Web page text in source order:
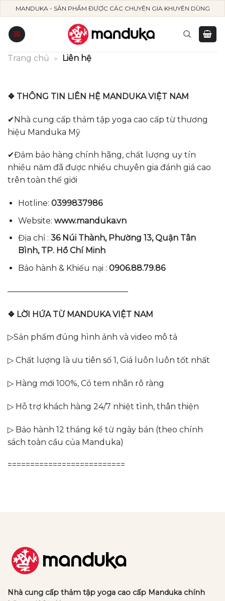
Skip
to
content
MANDUKA - SẢN PHẨM ĐƯỢC CÁC CHUYÊN GIA KHUYÊN DÙNG
Trang chủ » Liên hệ
❖ THÔNG TIN LIÊN HỆ MANDUKA VIỆT NAM
✔Nhà cung cấp thảm tập yoga cao cấp từ thương
hiệu Manduka Mỹ
✔Đảm bảo hàng chính hãng, chất lượng uy tín
nhiều năm đã được nhiều chuyên gia đánh giá cao
trên toàn thế giới
Hotline: 0399837986
Website: www.manduka.vn
Địa chỉ : 36 Núi Thành, Phường 13, Quận Tân
Bình, TP. Hồ Chí Minh
Bảo hành & Khiếu nại : 0906.88.79.86
———————————————
❖ LỜI HỨA TỪ MANDUKA VIỆT NAM
▷Sản phẩm đúng hình ảnh và video mô tả
▷ Chất lượng là ưu tiên số 1, Giá luôn luôn tốt nhất
▷ Hàng mới 100%, Có tem nhãn rõ ràng
▷ Hỗ trợ khách hàng 24/7 nhiệt tình, thân thiện
▷ Bảo hành 12 tháng kể từ ngày bán (theo chính
sách toàn cầu của Manduka)
==========================
Nhà cung cấp thảm tập yoga cao cấp Manduka chính